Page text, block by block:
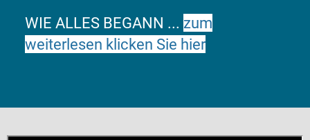
WIE ALLES BEGANN ... zum
weiterlesen klicken Sie hier